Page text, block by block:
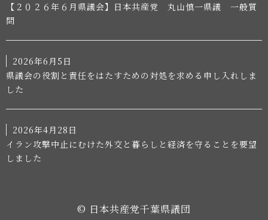
【２０２６年６月県議会】日本共産党 丸山慎一県議 一般質
問
2026年6月5日
県議会の役割と責任をはたすための対処を求める申し入れしま
した
2026年4月28日
イラン攻撃中止にむけた外交と暮らしと経済を守ることを要望
しました
© 日本共産党千葉県議団